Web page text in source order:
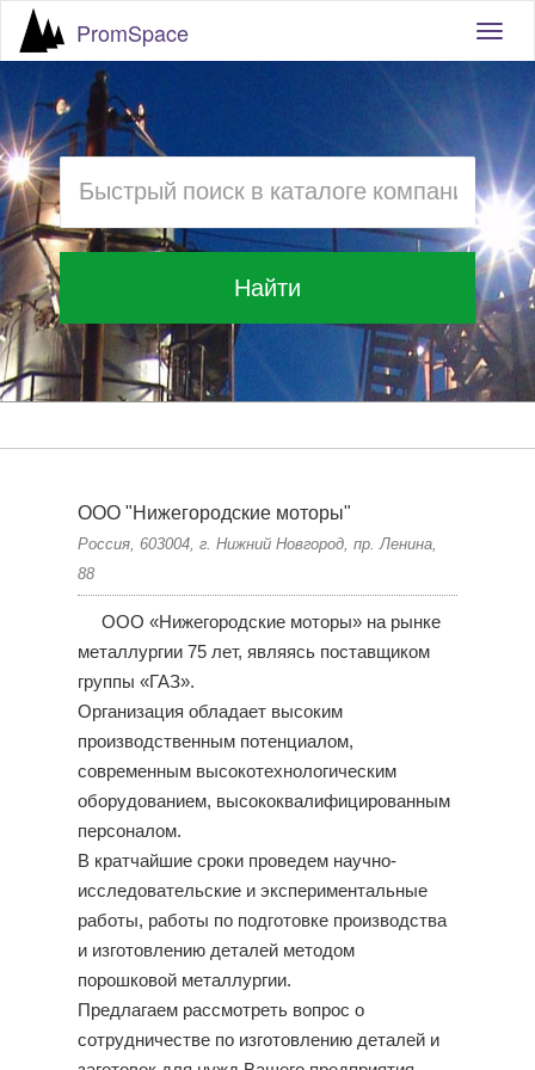
PromSpace
Найти
ООО "Нижегородские моторы"
Россия, 603004, г. Нижний Новгород, пр. Ленина,
88
ООО «Нижегородские моторы» на рынке
металлургии 75 лет, являясь поставщиком
группы «ГАЗ».
Организация обладает высоким
производственным потенциалом,
современным высокотехнологическим
оборудованием, высококвалифицированным
персоналом.
В кратчайшие сроки проведем научно-
исследовательские и экспериментальные
работы, работы по подготовке производства
и изготовлению деталей методом
порошковой металлургии.
Предлагаем рассмотреть вопрос о
сотрудничестве по изготовлению деталей и